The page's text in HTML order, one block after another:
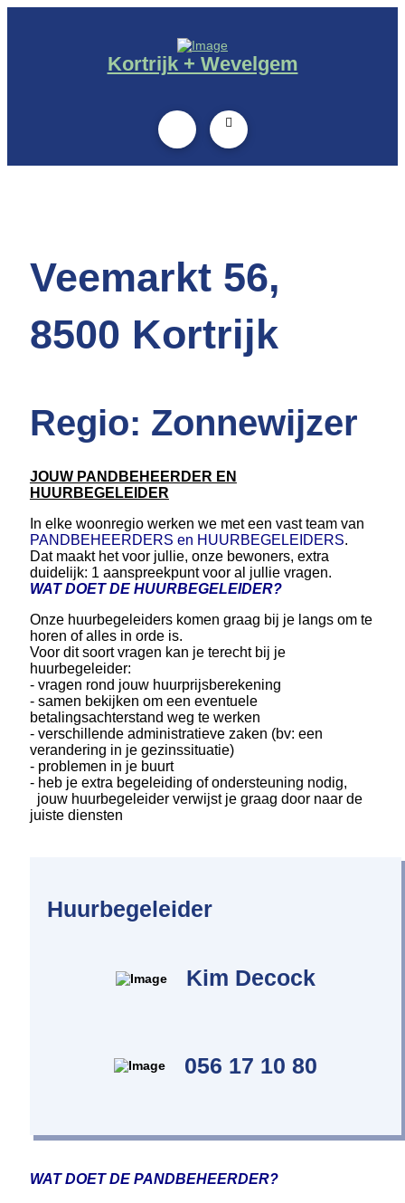
Kortrijk + Wevelgem
Veemarkt 56,
8500 Kortrijk
Regio: Zonnewijzer
JOUW PANDBEHEERDER EN
HUURBEGELEIDER
In elke woonregio werken we met een vast team van
PANDBEHEERDERS en HUURBEGELEIDERS.
Dat maakt het voor jullie, onze bewoners, extra
duidelijk: 1 aanspreekpunt voor al jullie vragen.
WAT DOET DE HUURBEGELEIDER?
Onze huurbegeleiders komen graag bij je langs om te
horen of alles in orde is.
Voor dit soort vragen kan je terecht bij je
huurbegeleider:
- vragen rond jouw huurprijsberekening
- samen bekijken om een eventuele
betalingsachterstand weg te werken
- verschillende administratieve zaken (bv: een
verandering in je gezinssituatie)
- problemen in je buurt
- heb je extra begeleiding of ondersteuning nodig,
jouw huurbegeleider verwijst je graag door naar de
juiste diensten
Huurbegeleider
Kim Decock
056 17 10 80
WAT DOET DE PANDBEHEERDER?